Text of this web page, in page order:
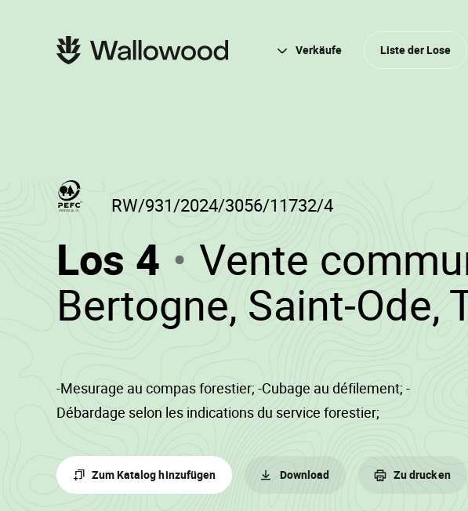
Los 4(RW/931/
-
Vente
Bertogne, Saint-Ode,
RW/931/2024/3056/11732/4
-Mesurage au compas forestier; -Cubage au défilement; -
Débardage selon les indications du service forestier;
Zum Katalog hinzufügen Download Zu drucken
Hauptnavigation
Verkäufe Liste der Lose